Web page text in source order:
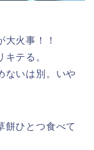
火事！！
テる。
ないは別。いや
餅ひとつ食べて